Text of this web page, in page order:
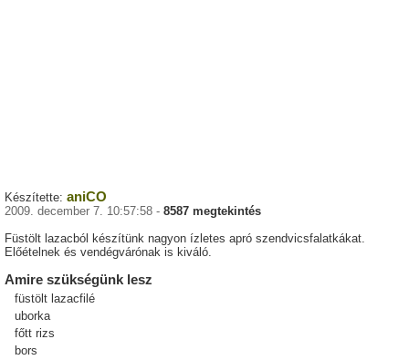
Készítette: aniCO
2009. december 7. 10:57:58 - 8587 megtekintés
Füstölt lazacból készítünk nagyon ízletes apró szendvicsfalatkákat.
Előételnek és vendégvárónak is kiváló.
Amire szükségünk lesz
füstölt lazacfilé
uborka
főtt rizs
bors